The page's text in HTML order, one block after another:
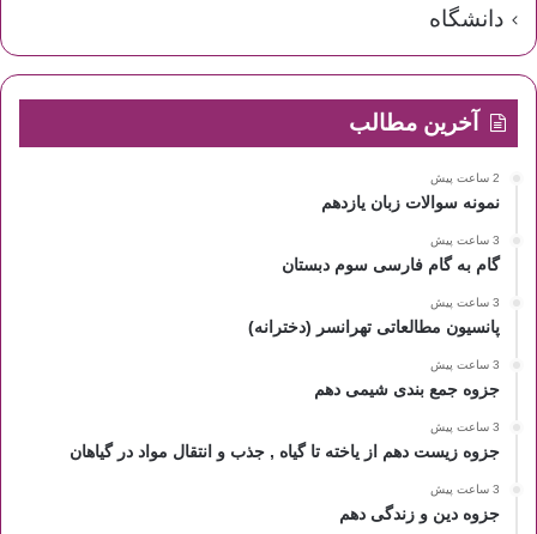
دانشگاه
آخرین مطالب
2 ساعت پیش
نمونه سوالات زبان یازدهم
3 ساعت پیش
گام به گام فارسی سوم دبستان
3 ساعت پیش
پانسیون مطالعاتی تهرانسر (دخترانه)
3 ساعت پیش
جزوه جمع بندی شیمی دهم
3 ساعت پیش
جزوه زیست دهم از یاخته تا گیاه , جذب و انتقال مواد در گیاهان
3 ساعت پیش
جزوه دین و زندگی دهم